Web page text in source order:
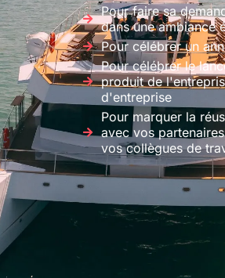
Pour faire sa
dans une ambiance
Pour célébrer un
Pour célébrer le
produit de
d'entreprise
Pour marquer la
avec vos
vos collègues de